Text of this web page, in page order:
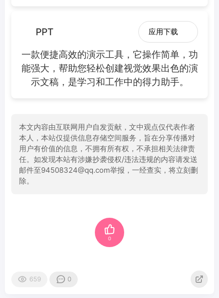
PPT 应用下载
一款便捷高效的演示工具，它操作简单，功
能强大，帮助您轻松创建视觉效果出色的演
示文稿，是学习和工作中的得力助手。
本文内容由互联网用户自发贡献，文中观点仅代表作者
本人，本站仅提供信息存储空间服务，旨在分享传播对
用户有价值的信息，不拥有所有权，不承担相关法律责
任。如发现本站有涉嫌抄袭侵权/违法违规的内容请发送
邮件至94508324@qq.com举报，一经查实，将立刻删
除。
0
659 0